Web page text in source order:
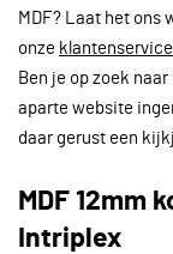
MDF? Laat het ons
onze klantenservice
Ben je op zoek naar
aparte website
daar gerust een
MDF 12mm
Intriplex